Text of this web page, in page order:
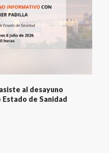
al desayuno
de Sanidad